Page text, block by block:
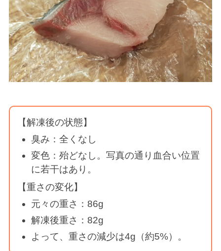
【解凍後の状態】
臭み：全くなし
変色：殆どなし。写真の通り血合い位置
に若干はあり。
【重さの変化】
元々の重さ：86g
解凍後重さ：82g
よって、重さの減少は4g（約5%）。